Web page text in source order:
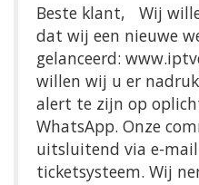
Beste klant, Wij
dat wij een nieuwe
gelanceerd:
willen wij u er
alert te zijn op
WhatsApp. Onze
uitsluitend via e-
ticketsysteem. Wij